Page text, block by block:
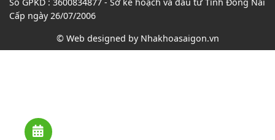
Cấp ngày 26/07/2006
© Web designed by Nhakhoasaigon.vn